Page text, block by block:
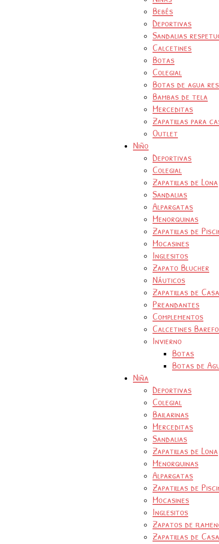
Bebés
Deportivas
Sandalias
Calcetines
Botas
Colegial
Botas de agua
Bambas de tela
Merceditas
Zapatillas para
Outlet
Niño
Deportivas
Colegial
Zapatillas de Lona
Sandalias
Alpargatas
Menorquinas
Zapatillas de
Mocasines
Inglesitos
Zapato Blucher
Náuticos
Zapatillas de Casa
Preandantes
Complementos
Calcetines
Invierno
Botas
Botas de
Niña
Deportivas
Colegial
Bailarinas
Merceditas
Sandalias
Zapatillas de Lona
Menorquinas
Alpargatas
Zapatillas de
Mocasines
Inglesitos
Zapatos de
Zapatillas de Casa